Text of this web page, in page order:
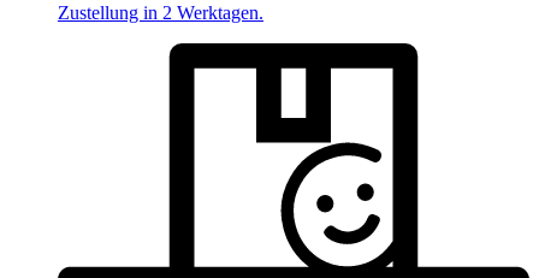
Zustellung in 2 Werktagen.